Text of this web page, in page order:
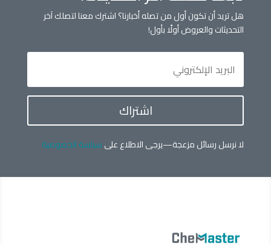
هل تريد أن تكون أول من تصله أخبارنا؟ اشترك معنا لتصلك آخر
التحديثات والعروض أولًا بأول!
اشتراك
لا نرسل رسائل مزعجة—يرجى الاطلاع علىسياسة الخصوصية